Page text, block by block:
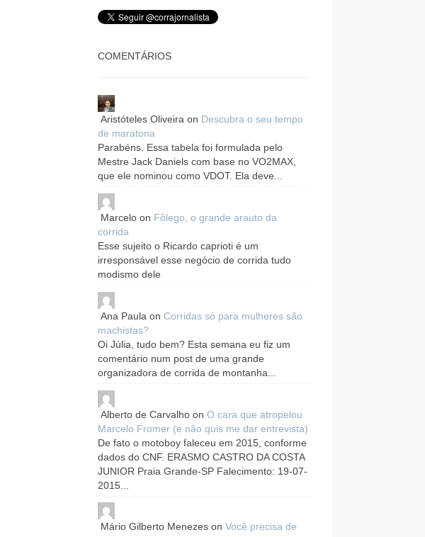
COMENTÁRIOS
Aristóteles Oliveira on Descubra o seu tempo
de maratona
Parabéns. Essa tabela foi formulada pelo
Mestre Jack Daniels com base no VO2MAX,
que ele nominou como VDOT. Ela deve...
Marceloon Fôlego, o grande arauto da
corrida
Esse sujeito o Ricardo caprioti é um
irresponsável esse negócio de corrida tudo
modismo dele
Ana Paula on Corridas só para mulheres são
machistas?
Oi Júlia, tudo bem? Esta semana eu fiz um
comentário num post de uma grande
organizadora de corrida de montanha...
Alberto de Carvalhoon O cara que atropelou
Marcelo Fromer (e não quis me dar entrevista)
De fato o motoboy faleceu em 2015, conforme
dados do CNF. ERASMO CASTRO DA COSTA
JUNIOR Praia Grande-SP Falecimento: 19-07-
2015...
Mário Gilberto Menezeson Você precisa de